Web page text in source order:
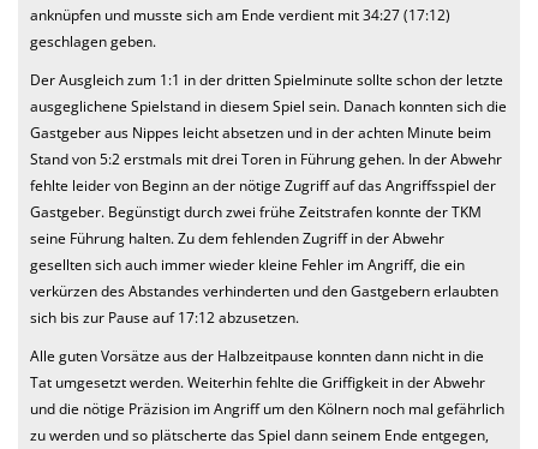
anknüpfen und musste sich am Ende verdient mit 34:27 (17:12)
geschlagen geben.
Der Ausgleich zum 1:1 in der dritten Spielminute sollte schon der letzte
ausgeglichene Spielstand in diesem Spiel sein. Danach konnten sich die
Gastgeber aus Nippes leicht absetzen und in der achten Minute beim
Stand von 5:2 erstmals mit drei Toren in Führung gehen. In der Abwehr
fehlte leider von Beginn an der nötige Zugriff auf das Angriffsspiel der
Gastgeber. Begünstigt durch zwei frühe Zeitstrafen konnte der TKM
seine Führung halten. Zu dem fehlenden Zugriff in der Abwehr
gesellten sich auch immer wieder kleine Fehler im Angriff, die ein
verkürzen des Abstandes verhinderten und den Gastgebern erlaubten
sich bis zur Pause auf 17:12 abzusetzen.
Alle guten Vorsätze aus der Halbzeitpause konnten dann nicht in die
Tat umgesetzt werden. Weiterhin fehlte die Griffigkeit in der Abwehr
und die nötige Präzision im Angriff um den Kölnern noch mal gefährlich
zu werden und so plätscherte das Spiel dann seinem Ende entgegen,